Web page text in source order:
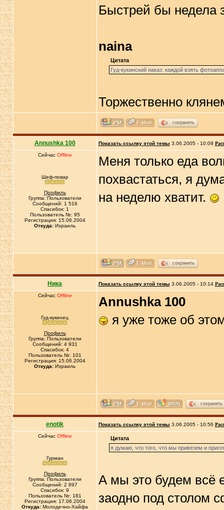
Быстрей бы недела
naina
Цитата
Гуд-кукинский наказ: каждой взять
Торжественно
сохранить
Annushka 100 Показать ссылку этой темы 3.06.2005 - 10:09
Сейчас Offline
Шеф-повар
Профиль
Группа: Пользователи
Сообщений: 1 516
Спасибок: 1
Пользователь №: 95
Регистрация: 15.06.2004
Откуда: Израиль
Меня только еда
похвастаться, я
на неделю хватит.
сохранить
Ника Показать ссылку этой темы 3.06.2005 - 10:14
Сейчас Offline
Гуд-кукинец
Профиль
Группа: Пользователи
Сообщений: 4 931
Спасибок: 4
Пользователь №: 101
Регистрация: 15.06.2004
Откуда: Израиль
Annushka 100
я уже тоже об
сохранить
enotik Показать ссылку этой темы 3.06.2005 - 10:56
Сейчас Offline
Гурман
Профиль
Группа: Пользователи
Сообщений: 2 897
Спасибок: 9
Пользователь №: 181
Регистрация: 17.06.2004
Откуда: Молодечно-Хайфа
Цитата
я думаю, что того, что мы привезем и
А мы это будем всё
заодно под столом